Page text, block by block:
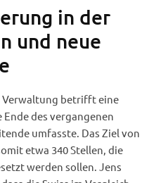
in der
und neue
Verwaltung betrifft eine
des vergangenen
umfasste. Das Ziel von
etwa 340 Stellen, die
werden sollen. Jens